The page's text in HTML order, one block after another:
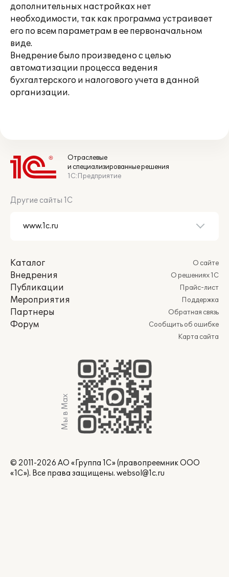
дополнительных настройках нет
необходимости, так как программа устраивает
его по всем параметрам в ее первоначальном
виде.
Внедрение было произведено с целью
автоматизации процесса ведения
бухгалтерского и налогового учета в данной
организации.
Отраслевые
и специализированные решения
1С:Предприятие
Другие сайты 1С
Каталог
Внедрения
Публикации
Мероприятия
Партнеры
Форум
О сайте
О решениях 1С
Прайс-лист
Поддержка
Обратная связь
Сообщить об ошибке
Карта сайта
Мы в Max
© 2011-2026 АО «Группа 1С» (правопреемник ООО
«1С»). Все права защищены. websol@1c.ru